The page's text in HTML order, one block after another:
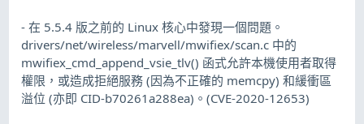
- 在 5.5.4 版之前的 Linux 核心中發現一個問題。
drivers/net/wireless/marvell/mwifiex/scan.c 中的
mwifiex_cmd_append_vsie_tlv() 函式允許本機使用者取得
權限，或造成拒絕服務 (因為不正確的 memcpy) 和緩衝區
溢位 (亦即 CID-b70261a288ea)。(CVE-2020-12653)